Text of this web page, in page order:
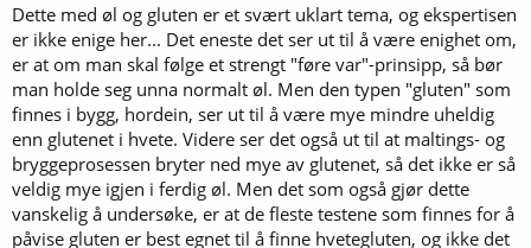
Dette med øl og gluten er et svært uklart tema, og ekspertisen
er ikke enige her... Det eneste det ser ut til å være enighet om,
er at om man skal følge et strengt "føre var"-prinsipp, så bør
man holde seg unna normalt øl. Men den typen "gluten" som
finnes i bygg, hordein, ser ut til å være mye mindre uheldig
enn glutenet i hvete. Videre ser det også ut til at maltings- og
bryggeprosessen bryter ned mye av glutenet, så det ikke er så
veldig mye igjen i ferdig øl. Men det som også gjør dette
vanskelig å undersøke, er at de fleste testene som finnes for å
påvise gluten er best egnet til å finne hvetegluten, og ikke det